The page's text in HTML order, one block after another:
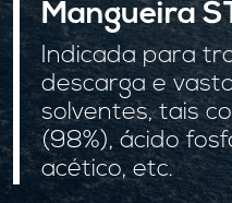
Mangueira
Indicada para
descarga e
solventes, tais
(98%), ácido
acético, etc.